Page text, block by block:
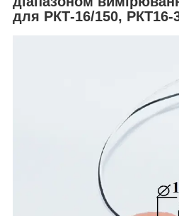
для РКТ-16/150, РКТ16-